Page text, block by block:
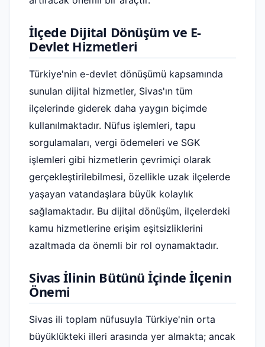
İlçede Dijital Dönüşüm ve E-
Devlet Hizmetleri
Türkiye'nin e-devlet dönüşümü kapsamında
sunulan dijital hizmetler, Sivas'ın tüm
ilçelerinde giderek daha yaygın biçimde
kullanılmaktadır. Nüfus işlemleri, tapu
sorgulamaları, vergi ödemeleri ve SGK
işlemleri gibi hizmetlerin çevrimiçi olarak
gerçekleştirilebilmesi, özellikle uzak ilçelerde
yaşayan vatandaşlara büyük kolaylık
sağlamaktadır. Bu dijital dönüşüm, ilçelerdeki
kamu hizmetlerine erişim eşitsizliklerini
azaltmada da önemli bir rol oynamaktadır.
Sivas İlinin Bütünü İçinde İlçenin
Önemi
Sivas ili toplam nüfusuyla Türkiye'nin orta
büyüklükteki illeri arasında yer almakta; ancak